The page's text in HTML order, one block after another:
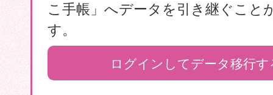
こ手帳」へデータを引き継ぐこと
す。
ログインしてデータ移行す